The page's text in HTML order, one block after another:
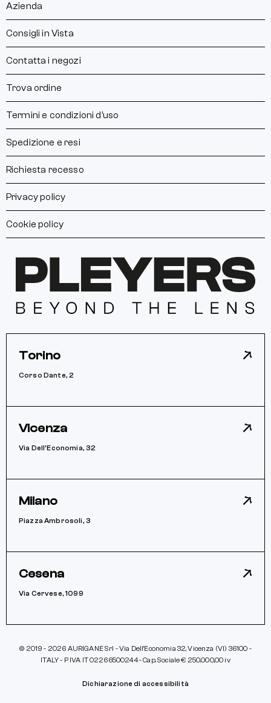
Azienda
Consigli in Vista
Contatta i negozi
Trova ordine
Termini e condizioni d’uso
Spedizione e resi
Richiesta recesso
Privacy policy
Cookie policy
Torino
Corso Dante, 2
Vicenza
Via Dell’Economia, 32
Milano
Piazza Ambrosoli, 3
Cesena
Via Cervese, 1099
© 2019 - 2026 AURIGANE Srl - Via Dell’Economia 32, Vicenza (VI) 36100 -
ITALY - P IVA IT 02266500244 - Cap. Sociale € 250.000,00 iv
Dichiarazione di accessibilità